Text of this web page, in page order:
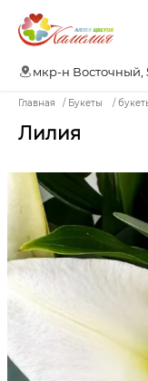
мкр-н Восточный,
Главная Букеты
Лилия